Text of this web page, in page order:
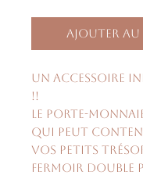
Ajouter au
Un accessoire
!!
Le porte-
qui peut
vos petits
Fermoir double